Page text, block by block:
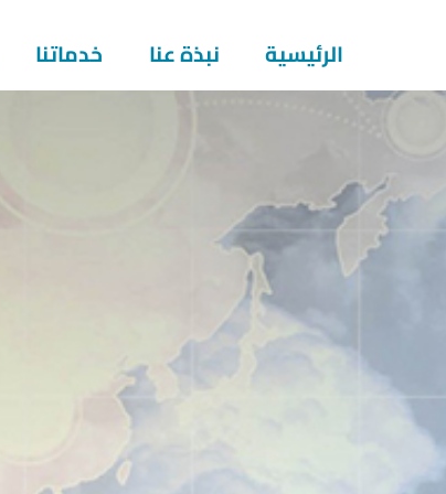
الرئيسية نبذة عنا خدماتنا